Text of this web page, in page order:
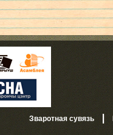
Зваротная сувязь|